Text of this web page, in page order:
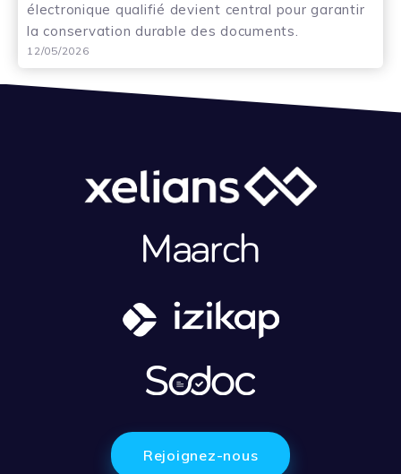
électronique qualifié devient central pour garantir
la conservation durable des documents.
12/05/2026
Rejoignez-nous